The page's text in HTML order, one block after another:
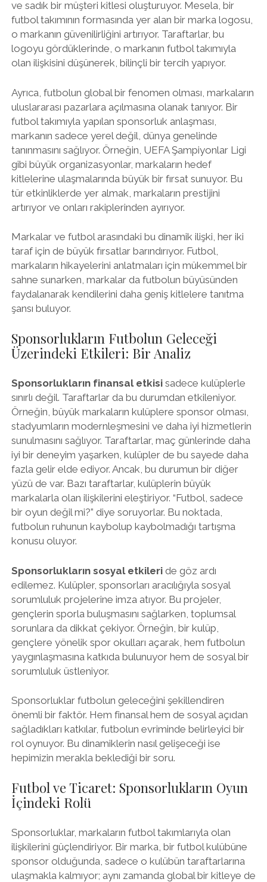
ve sadık bir müşteri kitlesi oluşturuyor. Mesela, bir
futbol takımının formasında yer alan bir marka logosu,
o markanın güvenilirliğini artırıyor. Taraftarlar, bu
logoyu gördüklerinde, o markanın futbol takımıyla
olan ilişkisini düşünerek, bilinçli bir tercih yapıyor.
Ayrıca, futbolun global bir fenomen olması, markaların
uluslararası pazarlara açılmasına olanak tanıyor. Bir
futbol takımıyla yapılan sponsorluk anlaşması,
markanın sadece yerel değil, dünya genelinde
tanınmasını sağlıyor. Örneğin, UEFA Şampiyonlar Ligi
gibi büyük organizasyonlar, markaların hedef
kitlelerine ulaşmalarında büyük bir fırsat sunuyor. Bu
tür etkinliklerde yer almak, markaların prestijini
artırıyor ve onları rakiplerinden ayırıyor.
Markalar ve futbol arasındaki bu dinamik ilişki, her iki
taraf için de büyük fırsatlar barındırıyor. Futbol,
markaların hikayelerini anlatmaları için mükemmel bir
sahne sunarken, markalar da futbolun büyüsünden
faydalanarak kendilerini daha geniş kitlelere tanıtma
şansı buluyor.
Sponsorlukların Futbolun Geleceği
Üzerindeki Etkileri: Bir Analiz
Sponsorlukların finansal etkisisadece kulüplerle
sınırlı değil. Taraftarlar da bu durumdan etkileniyor.
Örneğin, büyük markaların kulüplere sponsor olması,
stadyumların modernleşmesini ve daha iyi hizmetlerin
sunulmasını sağlıyor. Taraftarlar, maç günlerinde daha
iyi bir deneyim yaşarken, kulüpler de bu sayede daha
fazla gelir elde ediyor. Ancak, bu durumun bir diğer
yüzü de var. Bazı taraftarlar, kulüplerin büyük
markalarla olan ilişkilerini eleştiriyor. “Futbol, sadece
bir oyun değil mi?” diye soruyorlar. Bu noktada,
futbolun ruhunun kaybolup kaybolmadığı tartışma
konusu oluyor.
Sponsorlukların sosyal etkileride göz ardı
edilemez. Kulüpler, sponsorları aracılığıyla sosyal
sorumluluk projelerine imza atıyor. Bu projeler,
gençlerin sporla buluşmasını sağlarken, toplumsal
sorunlara da dikkat çekiyor. Örneğin, bir kulüp,
gençlere yönelik spor okulları açarak, hem futbolun
yaygınlaşmasına katkıda bulunuyor hem de sosyal bir
sorumluluk üstleniyor.
Sponsorluklar futbolun geleceğini şekillendiren
önemli bir faktör. Hem finansal hem de sosyal açıdan
sağladıkları katkılar, futbolun evriminde belirleyici bir
rol oynuyor. Bu dinamiklerin nasıl gelişeceği ise
hepimizin merakla beklediği bir soru.
Futbol ve Ticaret: Sponsorlukların Oyun
İçindeki Rolü
Sponsorluklar, markaların futbol takımlarıyla olan
ilişkilerini güçlendiriyor. Bir marka, bir futbol kulübüne
sponsor olduğunda, sadece o kulübün taraftarlarına
ulaşmakla kalmıyor; aynı zamanda global bir kitleye de